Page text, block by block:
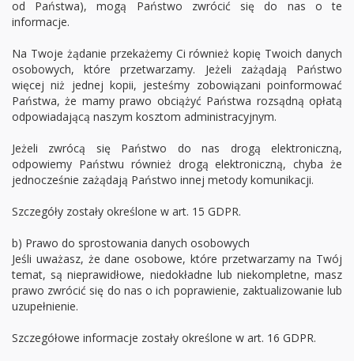
od Państwa), mogą Państwo zwrócić się do nas o te
informacje.
Na Twoje żądanie przekażemy Ci również kopię Twoich danych
osobowych, które przetwarzamy. Jeżeli zażądają Państwo
więcej niż jednej kopii, jesteśmy zobowiązani poinformować
Państwa, że mamy prawo obciążyć Państwa rozsądną opłatą
odpowiadającą naszym kosztom administracyjnym.
Jeżeli zwrócą się Państwo do nas drogą elektroniczną,
odpowiemy Państwu również drogą elektroniczną, chyba że
jednocześnie zażądają Państwo innej metody komunikacji.
Szczegóły zostały określone w art. 15 GDPR.
b) Prawo do sprostowania danych osobowych
Jeśli uważasz, że dane osobowe, które przetwarzamy na Twój
temat, są nieprawidłowe, niedokładne lub niekompletne, masz
prawo zwrócić się do nas o ich poprawienie, zaktualizowanie lub
uzupełnienie.
Szczegółowe informacje zostały określone w art. 16 GDPR.